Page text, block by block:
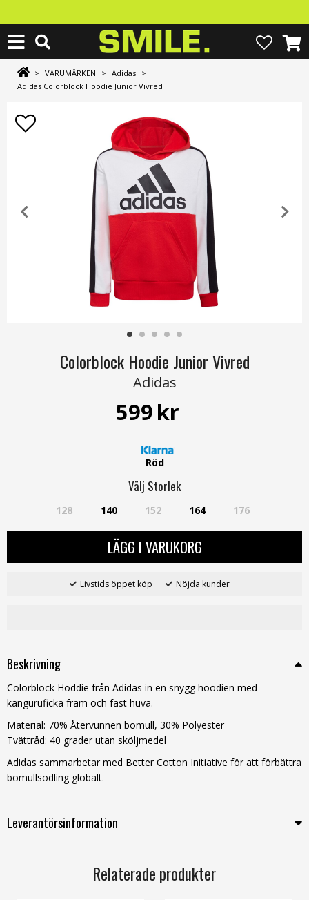
> VARUMÄRKEN > Adidas >
Adidas Colorblock Hoodie Junior Vivred
Colorblock Hoodie Junior Vivred
Adidas
599kr
Röd
Välj Storlek
128 140 152 164 176
LÄGG I VARUKORG
Livstids öppet köp Nöjda kunder
Beskrivning
Colorblock Hoddie från Adidas in en snygg hoodien med
känguruficka fram och fast huva.
Material: 70% Återvunnen bomull, 30% Polyester
Tvättråd: 40 grader utan sköljmedel
Adidas sammarbetar med Better Cotton Initiative för att förbättra
bomullsodling globalt.
Leverantörsinformation
Relaterade produkter